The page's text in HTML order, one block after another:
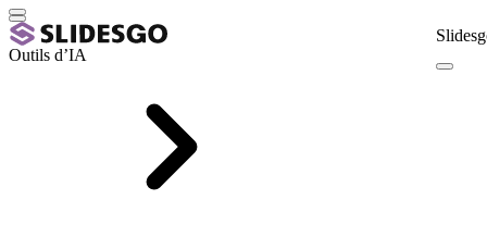
Outils d’IA